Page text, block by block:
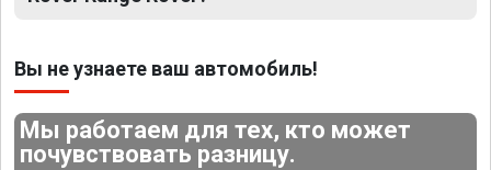
Вы не узнаете ваш автомобиль!
Мы работаем для тех, кто может
почувствовать разницу.